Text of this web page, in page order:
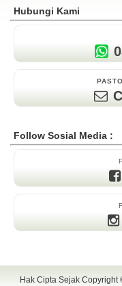
Hubungi Kami
Follow Sosial Media :
Hak Cipta Sejak Copyright